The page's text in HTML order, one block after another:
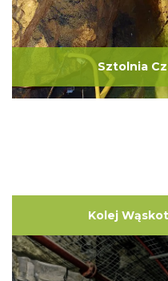
Sztolnia
Kolej